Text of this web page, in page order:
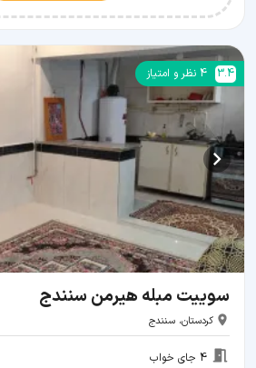
3.4
4 نظر و امتیاز
سوییت مبله هیرمن سنندج
کردستان، سنندج
4 جای خواب